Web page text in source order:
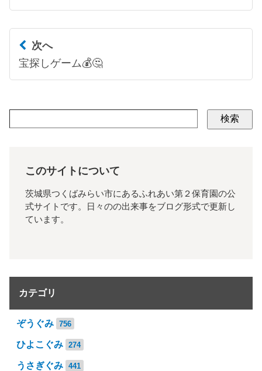
次へ
宝探しゲーム💰🤔
検索
このサイトについて
茨城県つくばみらい市にあるふれあい第２保育園の公
式サイトです。日々のの出来事をブログ形式で更新し
ています。
カテゴリ
ぞうぐみ 756
ひよこぐみ 274
うさぎぐみ 441